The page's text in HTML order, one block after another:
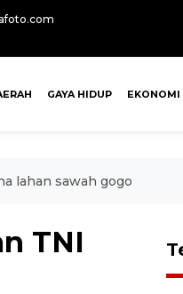
GAYA HIDUP EKONOMI
lahan sawah gogo
TNI